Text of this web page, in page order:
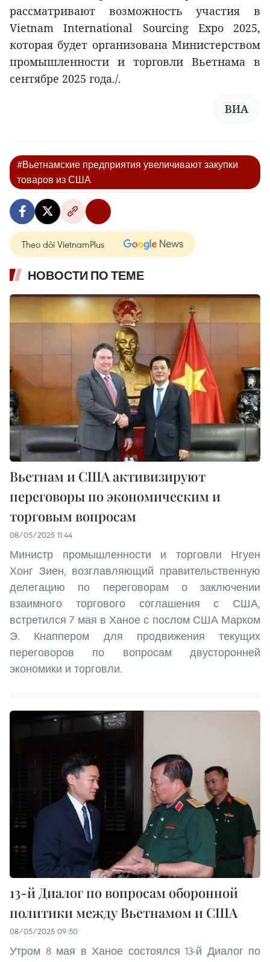
рассматривают возможность участия в
Vietnam International Sourcing Expo 2025,
которая будет организована Министерством
промышленности и торговли Вьетнама в
сентябре 2025 года./.
ВИА
#Вьетнамские предприятия увеличивают закупки
товаров из США
Theo dõi VietnamPlus
НОВОСТИ ПО ТЕМЕ
Вьетнам и США активизируют
переговоры по экономическим и
торговым вопросам
08/05/2025 11:44
Министр промышленности и торговли Нгуен
Хонг Зиен, возглавляющий правительственную
делегацию по переговорам о заключении
взаимного торгового соглашения с США,
встретился 7 мая в Ханое с послом США Марком
Э. Кнаппером для продвижения текущих
переговоров по вопросам двусторонней
экономики и торговли.
13-й Диалог по вопросам оборонной
политики между Вьетнамом и США
08/05/2025 09:50
Утром 8 мая в Ханое состоялся 13-й Диалог по